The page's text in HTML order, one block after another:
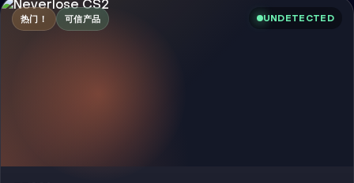
热门！ 可信产品 UNDETECTED